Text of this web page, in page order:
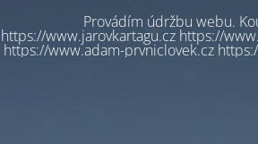
Provádím údržbu webu.
https://www.jarovkartagu.cz https://
https://www.adam-prvniclovek.cz